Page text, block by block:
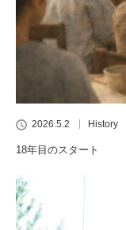
2026.5.2 History
18年目のスタート